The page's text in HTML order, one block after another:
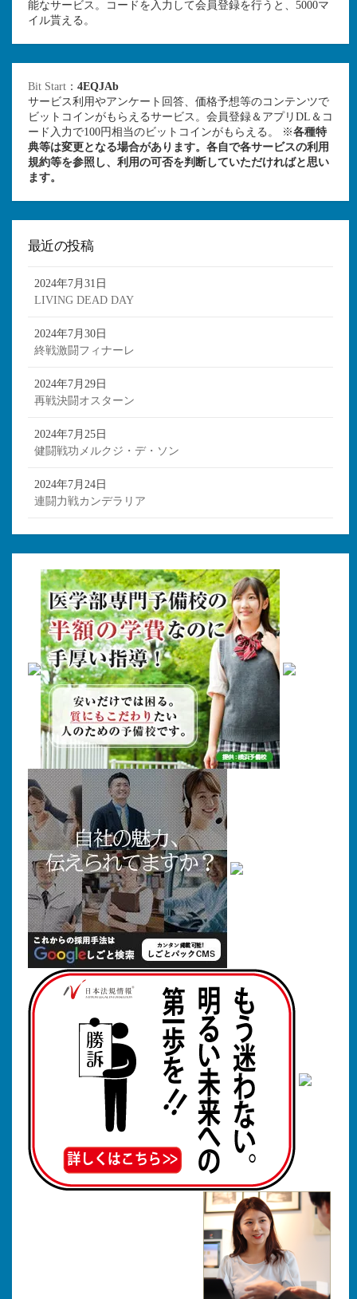
能なサービス。コードを入力して会員登録を行うと、5000マ
イル貰える。
Bit Start ： 4EQJAb
サービス利用やアンケート回答、価格予想等のコンテンツで
ビットコインがもらえるサービス。会員登録＆アプリDL＆コ
ード入力で100円相当のビットコインがもらえる。 ※各種特
典等は変更となる場合があります。各自で各サービスの利用
規約等を参照し、利用の可否を判断していただければと思い
ます。
最近の投稿
2024年7月31日
LIVING DEAD DAY
2024年7月30日
終戦激闘フィナーレ
2024年7月29日
再戦決闘オスターン
2024年7月25日
健闘戦功メルクジ・デ・ソン
2024年7月24日
連闘力戦カンデラリア